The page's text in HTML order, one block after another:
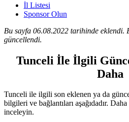
İl Listesi
Sponsor Olun
Bu sayfa 06.08.2022 tarihinde eklendi.
güncellendi.
Tunceli İle İlgili
Daha
Tunceli ile ilgili son eklenen ya da
bilgileri ve bağlantıları aşağıdadır.
inceleyin.